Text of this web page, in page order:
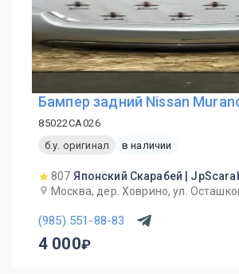
Бампер задний Nissan
85022CA026
б.у. оригинал
в наличии
807 Японский Скарабей |
Москва, дер. Ховрино, ул.
(985) 551-88-83
4 000